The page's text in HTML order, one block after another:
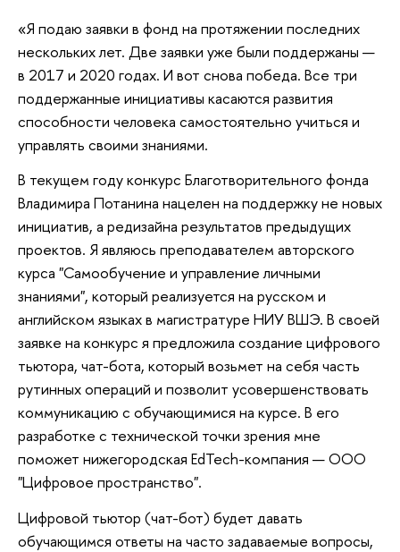
«Я подаю заявки в фонд на протяжении последних
нескольких лет. Две заявки уже были поддержаны —
в 2017 и 2020 годах. И вот снова победа. Все три
поддержанные инициативы касаются развития
способности человека самостоятельно учиться и
управлять своими знаниями.
В текущем году конкурс Благотворительного фонда
Владимира Потанина нацелен на поддержку не новых
инициатив, а редизайна результатов предыдущих
проектов. Я являюсь преподавателем авторского
курса "Самообучение и управление личными
знаниями", который реализуется на русском и
английском языках в магистратуре НИУ ВШЭ. В своей
заявке на конкурс я предложила создание цифрового
тьютора, чат-бота, который возьмет на себя часть
рутинных операций и позволит усовершенствовать
коммуникацию с обучающимися на курсе. В его
разработке с технической точки зрения мне
поможет нижегородская EdTech-компания — ООО
"Цифровое пространство".
Цифровой тьютор (чат-бот) будет давать
обучающимся ответы на часто задаваемые вопросы,